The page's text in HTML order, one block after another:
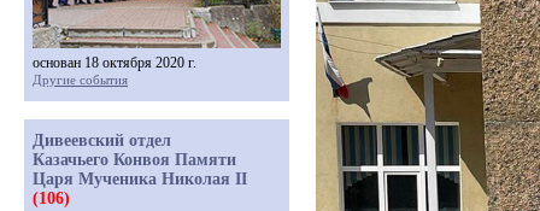
основан 18 октября 2020 г.
Другие события
Дивеевский отдел
Казачьего Конвоя Памяти
Царя Мученика Николая II
(106)